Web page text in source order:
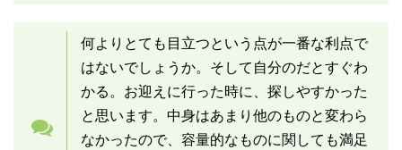
何よりとても目立つという点が一番な利点で
はないでしょうか。そして自分のだとすぐわ
かる。お迎えに行った時に、探しやすかった
と思います。中身はあまり他のものと変わら
なかったので、容量的なものに関しても満足